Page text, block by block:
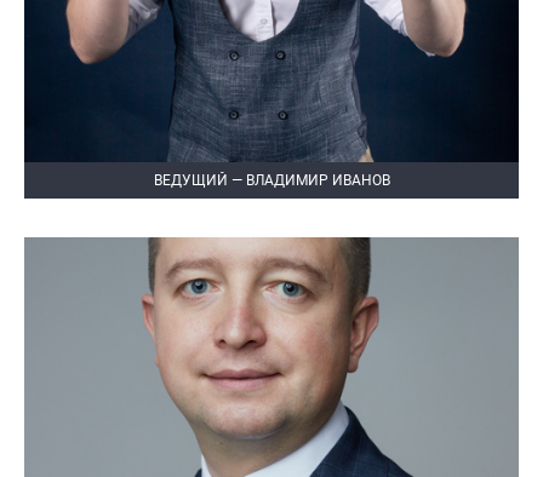
ВЕДУЩИЙ — ВЛАДИМИР ИВАНОВ